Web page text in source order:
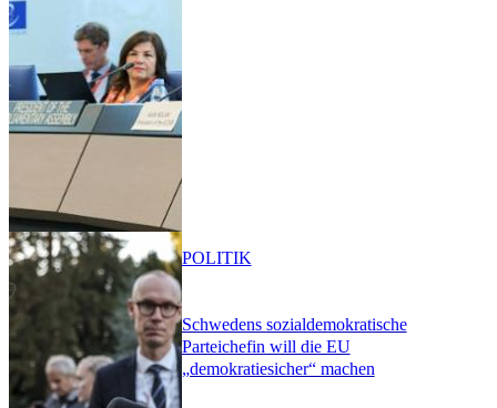
Schwedens sozialdemokratische
Parteichefin will die EU
„demokratiesicher“ machen
POLITIK